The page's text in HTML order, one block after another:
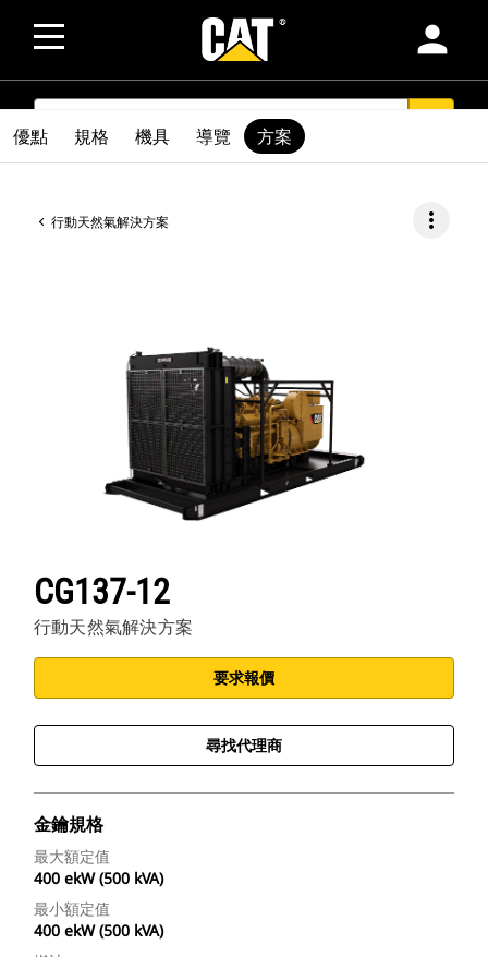
person
SEARCH
行動天然氣解決方案 more_vert
CG137-12
行動天然氣解決方案
要求報價
尋找代理商
金鑰規格
最大額定值
400 ekW (500 kVA)
最小額定值
400 ekW (500 kVA)
優點 規格 機具 導覽 方案